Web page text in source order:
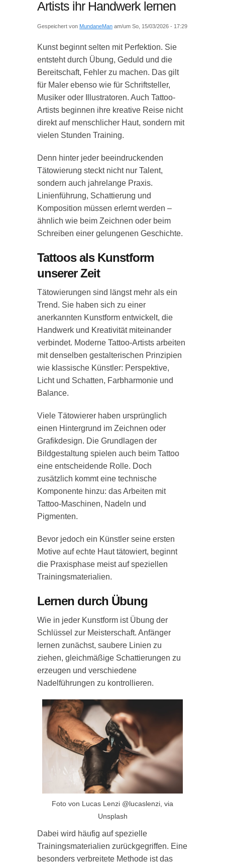
Artists ihr Handwerk lernen
Gespeichert von MundaneMan am/um So, 15/03/2026 - 17:29
Kunst beginnt selten mit Perfektion. Sie
entsteht durch Übung, Geduld und die
Bereitschaft, Fehler zu machen. Das gilt
für Maler ebenso wie für Schriftsteller,
Musiker oder Illustratoren. Auch Tattoo-
Artists beginnen ihre kreative Reise nicht
direkt auf menschlicher Haut, sondern mit
vielen Stunden Training.
Denn hinter jeder beeindruckenden
Tätowierung steckt nicht nur Talent,
sondern auch jahrelange Praxis.
Linienführung, Schattierung und
Komposition müssen erlernt werden –
ähnlich wie beim Zeichnen oder beim
Schreiben einer gelungenen Geschichte.
Tattoos als Kunstform
unserer Zeit
Tätowierungen sind längst mehr als ein
Trend. Sie haben sich zu einer
anerkannten Kunstform entwickelt, die
Handwerk und Kreativität miteinander
verbindet. Moderne Tattoo-Artists arbeiten
mit denselben gestalterischen Prinzipien
wie klassische Künstler: Perspektive,
Licht und Schatten, Farbharmonie und
Balance.
Viele Tätowierer haben ursprünglich
einen Hintergrund im Zeichnen oder
Grafikdesign. Die Grundlagen der
Bildgestaltung spielen auch beim Tattoo
eine entscheidende Rolle. Doch
zusätzlich kommt eine technische
Komponente hinzu: das Arbeiten mit
Tattoo-Maschinen, Nadeln und
Pigmenten.
Bevor jedoch ein Künstler seine ersten
Motive auf echte Haut tätowiert, beginnt
die Praxisphase meist auf speziellen
Trainingsmaterialien.
Lernen durch Übung
Wie in jeder Kunstform ist Übung der
Schlüssel zur Meisterschaft. Anfänger
lernen zunächst, saubere Linien zu
ziehen, gleichmäßige Schattierungen zu
erzeugen und verschiedene
Nadelführungen zu kontrollieren.
Foto von Lucas Lenzi @lucaslenzi, via
Unsplash
Dabei wird häufig auf spezielle
Trainingsmaterialien zurückgegriffen. Eine
besonders verbreitete Methode ist das